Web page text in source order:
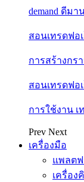
demand ดีม
สอนเทรดฟอ
การสร้างกร
สอนเทรดฟอ
การใช้งาน
Prev Next
เครื่องมือ
แพลตฟ
เครื่อง